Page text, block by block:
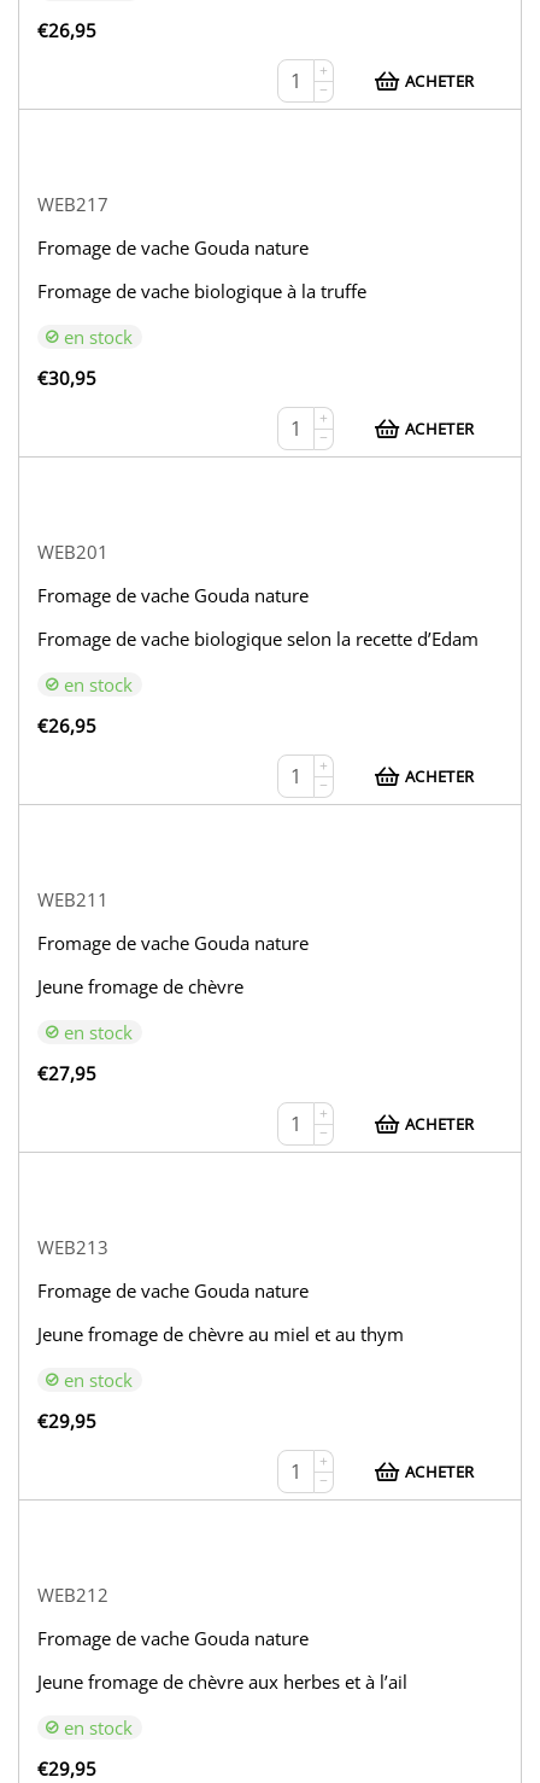
€26,95
+
−
ACHETER
WEB217
Fromage de vache Gouda nature
Fromage de vache biologique à la truffe
en stock
€30,95
+
−
ACHETER
WEB201
Fromage de vache Gouda nature
Fromage de vache biologique selon la recette d’Edam
en stock
€26,95
+
−
ACHETER
WEB211
Fromage de vache Gouda nature
Jeune fromage de chèvre
en stock
€27,95
+
−
ACHETER
WEB213
Fromage de vache Gouda nature
Jeune fromage de chèvre au miel et au thym
en stock
€29,95
+
−
ACHETER
WEB212
Fromage de vache Gouda nature
Jeune fromage de chèvre aux herbes et à l’ail
en stock
€29,95